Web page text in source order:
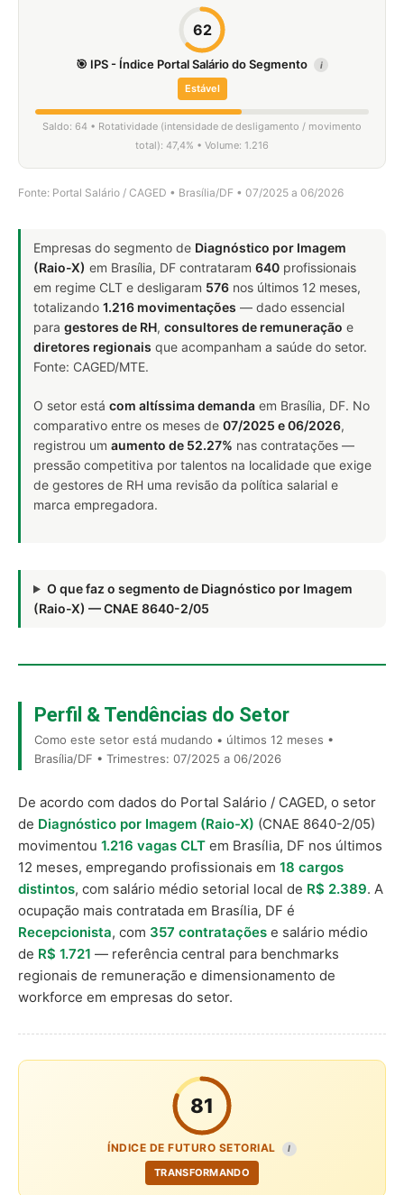
62
🎯 IPS - Índice Portal Salário do Segmento i
Estável
Saldo: 64 • Rotatividade (intensidade de desligamento / movimento
total): 47,4% • Volume: 1.216
Fonte: Portal Salário / CAGED • Brasília/DF • 07/2025 a 06/2026
Empresas do segmento de Diagnóstico por Imagem
(Raio-X) em Brasília, DF contrataram 640 profissionais
em regime CLT e desligaram 576 nos últimos 12 meses,
totalizando 1.216 movimentações — dado essencial
para gestores de RH, consultores de remuneração e
diretores regionais que acompanham a saúde do setor.
Fonte: CAGED/MTE.
O setor está com altíssima demanda em Brasília, DF. No
comparativo entre os meses de 07/2025 e 06/2026,
registrou um aumento de 52.27% nas contratações —
pressão competitiva por talentos na localidade que exige
de gestores de RH uma revisão da política salarial e
marca empregadora.
O que faz o segmento de Diagnóstico por Imagem
(Raio-X) — CNAE 8640-2/05
Perfil & Tendências do Setor
Como este setor está mudando • últimos 12 meses •
Brasília/DF • Trimestres: 07/2025 a 06/2026
De acordo com dados do Portal Salário / CAGED, o setor
de Diagnóstico por Imagem (Raio-X) (CNAE 8640-2/05)
movimentou 1.216 vagas CLT em Brasília, DF nos últimos
12 meses, empregando profissionais em 18 cargos
distintos, com salário médio setorial local de R$ 2.389. A
ocupação mais contratada em Brasília, DF é
Recepcionista, com 357 contratações e salário médio
de R$ 1.721 — referência central para benchmarks
regionais de remuneração e dimensionamento de
workforce em empresas do setor.
81
ÍNDICE DE FUTURO SETORIAL I
TRANSFORMANDO